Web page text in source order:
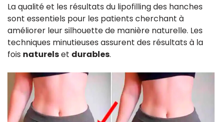
La qualité et les résultats du lipofilling des hanches
sont essentiels pour les patients cherchant à
améliorer leur silhouette de manière naturelle. Les
techniques minutieuses assurent des résultats à la
fois naturelset durables.